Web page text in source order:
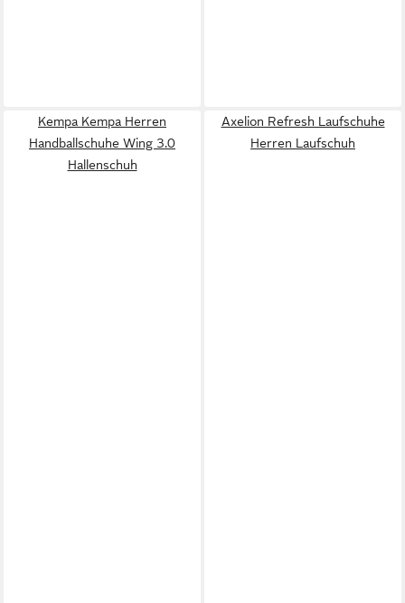
Kempa Kempa Herren
Handballschuhe Wing 3.0
Hallenschuh
Axelion Refresh Laufschuhe
Herren Laufschuh